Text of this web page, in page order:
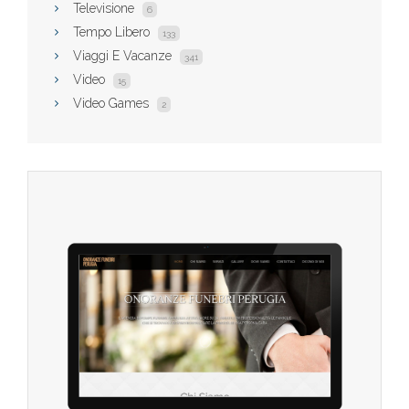
Televisione 6
Tempo Libero 133
Viaggi E Vacanze 341
Video 15
Video Games 2